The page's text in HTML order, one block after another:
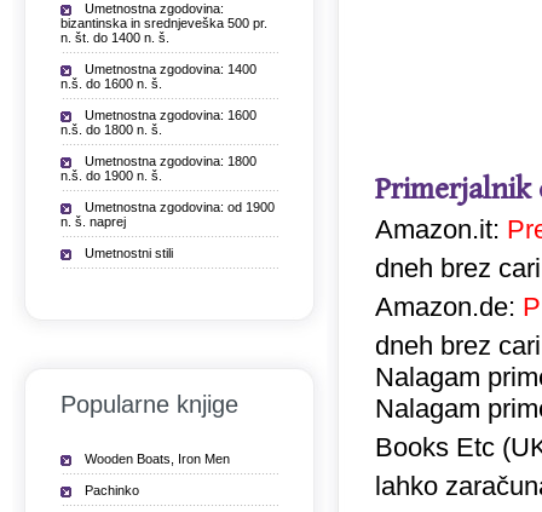
Primerjalnik
Amazon.it:
dneh brez
Amazon.de:
dneh brez
Nalagam
Nalagam
Books Etc
lahko
Umetnostna zgodovina:
bizantinska in srednjeveška 500 pr.
n. št. do 1400 n. š.
Umetnostna zgodovina: 1400
n.š. do 1600 n. š.
Umetnostna zgodovina: 1600
n.š. do 1800 n. š.
Umetnostna zgodovina: 1800
n.š. do 1900 n. š.
Umetnostna zgodovina: od 1900
n. š. naprej
Umetnostni stili
Popularne knjige
Wooden Boats, Iron Men
Pachinko